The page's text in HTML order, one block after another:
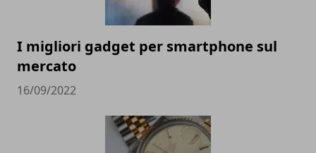
I migliori gadget per smartphone sul
mercato
16/09/2022